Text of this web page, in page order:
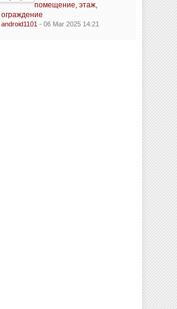
помещение, этаж,
ограждение
android1101 - 06 Mar 2025 14:21